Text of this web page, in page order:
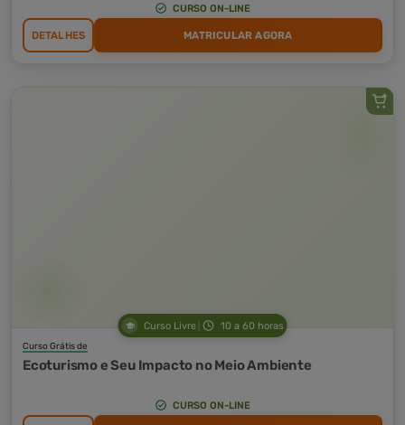
CURSO ON-LINE
DETALHES MATRICULAR AGORA
Curso Livre 10 a 60 horas
Curso Grátis de
Ecoturismo e Seu Impacto no Meio Ambiente
CURSO ON-LINE